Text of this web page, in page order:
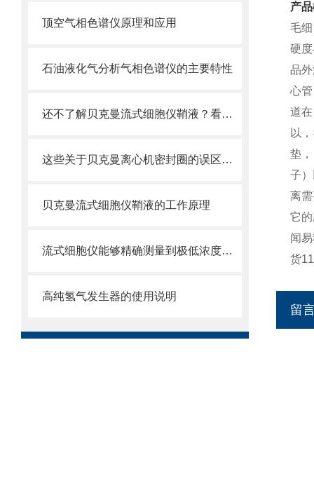
顶空气相色谱仪原理和应用
石油液化气分析气相色谱仪的主要特性
还不了解贝克曼流式细胞仪鞘液？看这里就对了！
这些关于贝克曼离心机密封圈的误区一定要明确
贝克曼流式细胞仪鞘液的工作原理
流式细胞仪能够精确测量到极低浓度的标记物
高纯氢气发生器的使用说明
产
毛
硬
品
心
道
以
垫
子
离
它
闻
货
留